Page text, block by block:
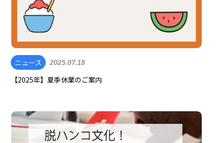
ニュース 2025.07.18
【2025年】夏季休業のご案内